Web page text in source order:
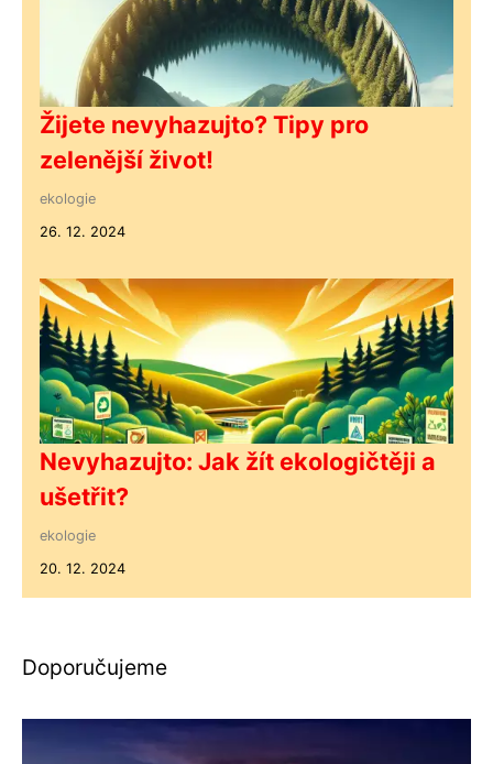
Žijete nevyhazujto? Tipy pro
zelenější život!
ekologie
26. 12. 2024
Nevyhazujto: Jak žít ekologičtěji a
ušetřit?
ekologie
20. 12. 2024
Doporučujeme